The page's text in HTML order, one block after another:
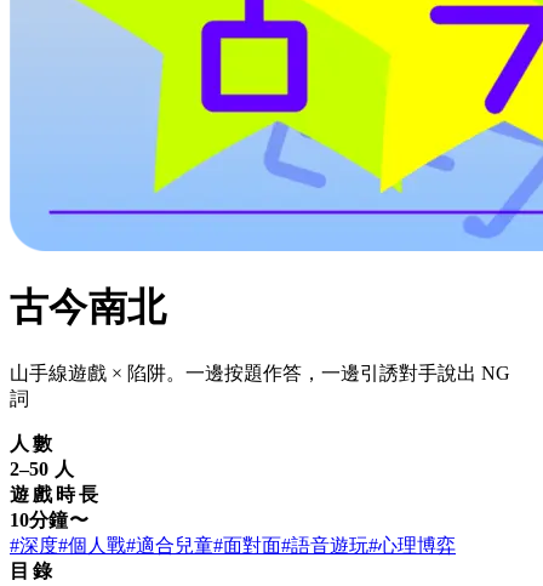
古今南北
山手線遊戲 × 陷阱。一邊按題作答，一邊引誘對手說出 NG
詞
人數
2–50 人
遊戲時長
10分鐘〜
#深度#個人戰#適合兒童#面對面#語音遊玩#心理博弈
目錄